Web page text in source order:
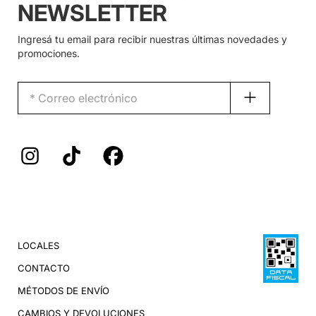
NEWSLETTER
Ingresá tu email para recibir nuestras últimas novedades y
promociones.
LOCALES
CONTACTO
MÉTODOS DE ENVÍO
CAMBIOS Y DEVOLUCIONES